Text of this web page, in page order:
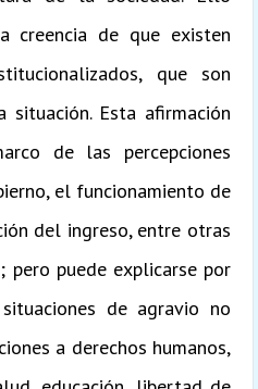
creencia de que existen
que son
situación. Esta afirmación
de las percepciones
el funcionamiento de
del ingreso, entre otras
pero puede explicarse por
de agravio no
a derechos humanos,